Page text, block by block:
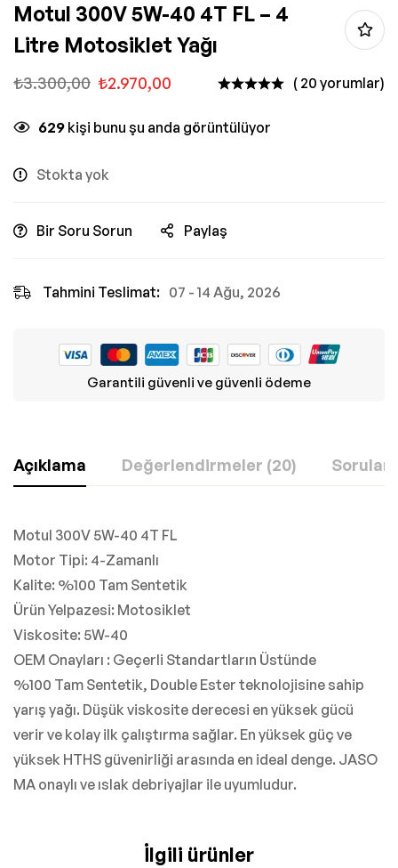
Motul 300V 5W-40 4T FL – 4
Litre Motosiklet Yağı
₺3.300,00 ₺2.970,00 ( 20 yorumlar)
629 kişi bunu şu anda görüntülüyor
Stokta yok
Bir Soru Sorun Paylaş
Tahmini Teslimat: 07 - 14 Ağu, 2026
Garantili güvenli ve güvenli ödeme
Açıklama Değerlendirmeler (20) Sorular
Motul 300V 5W-40 4T FL
Motor Tipi: 4-Zamanlı
Kalite: %100 Tam Sentetik
Ürün Yelpazesi: Motosiklet
Viskosite: 5W-40
OEM Onayları : Geçerli Standartların Üstünde
%100 Tam Sentetik, Double Ester teknolojisine sahip
yarış yağı. Düşük viskosite derecesi en yüksek gücü
verir ve kolay ilk çalıştırma sağlar. En yüksek güç ve
yüksek HTHS güvenirliği arasında en ideal denge. JASO
MA onaylı ve ıslak debriyajlar ile uyumludur.
İlgili ürünler